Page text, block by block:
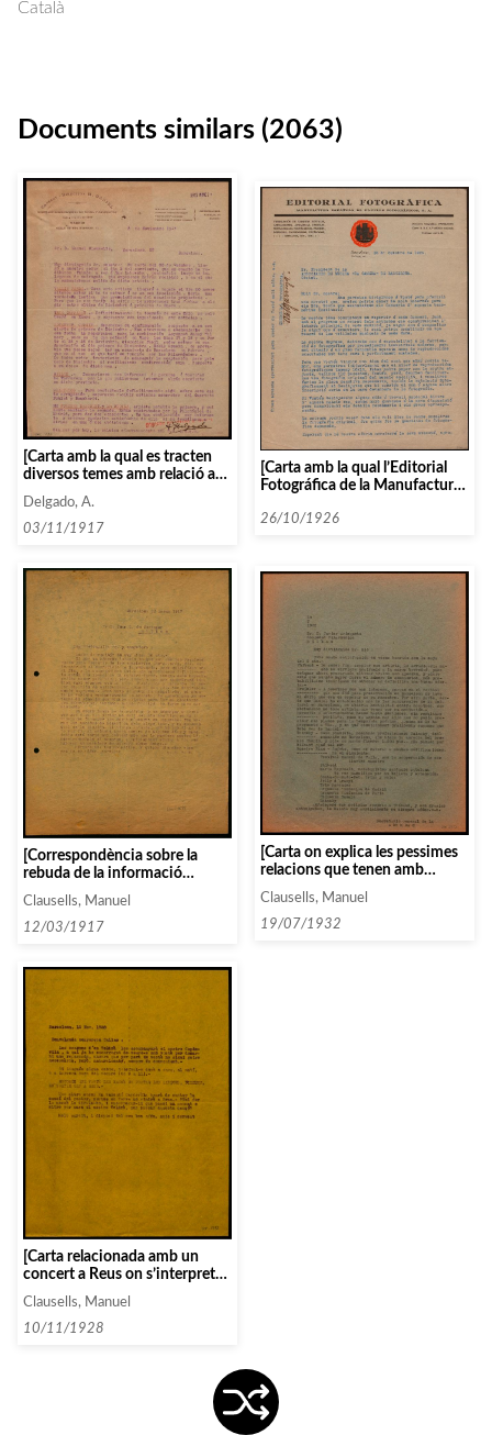
Català
Documents similars (2063)
[Carta amb la qual es tracten
diversos temes amb relació a
Vallin Pardo, el Trio Caffaret,
Loyonnet-Cousin i Risler]
Delgado, A.
03/11/1917
[Carta amb la qual l’Editorial
Fotográfica de la Manufactura
Fotográficos s’ofereix a
concert]
26/10/1926
[Correspondència sobre la
rebuda de la informació
referent a la programació i
artistes contractats]
Clausells, Manuel
12/03/1917
[Carta on explica les pessimes
relacions que tenen amb
sucursal de la Cultural a
Barcelona, i la programació per
Clausells, Manuel
19/07/1932
[Carta relacionada amb un
concert a Reus on s’interpreten
Clausells, Manuel
10/11/1928